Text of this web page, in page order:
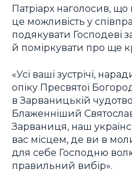
Патріарх наголосив, що
це можливість у
подякувати Господеві
й поміркувати про ще
«Усі ваші зустрічі,
опіку Пресвятої
в Зарваницькій
Блаженніший
Зарваниця, наш
вас місцем, де ви в
для себе Господню
правильний вибір».